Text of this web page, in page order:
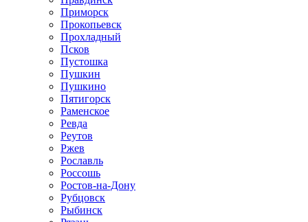
Приморск
Прокопьевск
Прохладный
Псков
Пустошка
Пушкин
Пушкино
Пятигорск
Раменское
Ревда
Реутов
Ржев
Рославль
Россошь
Ростов-на-Дону
Рубцовск
Рыбинск